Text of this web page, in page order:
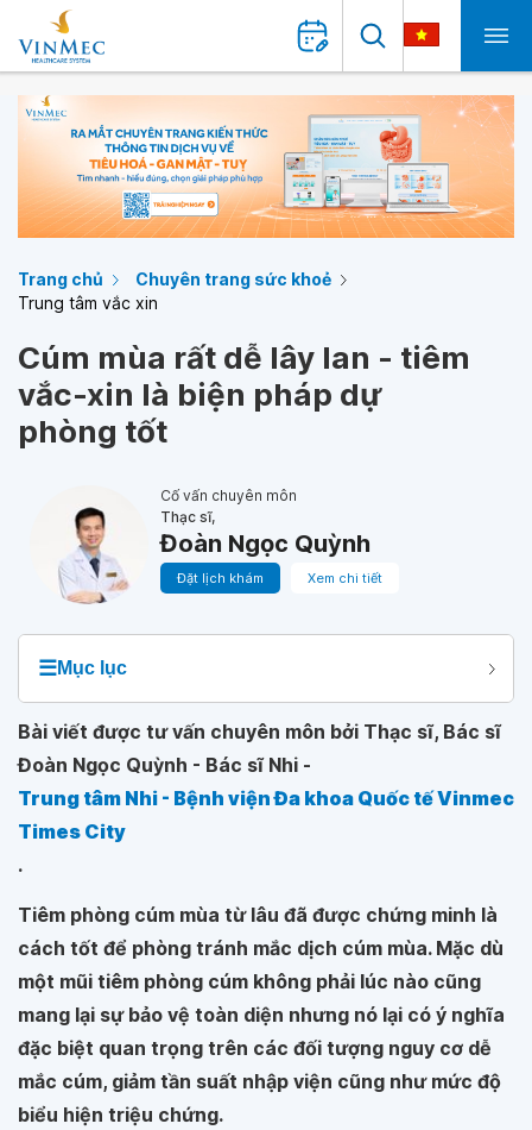
Trang chủ
Chuyên trang sức khoẻ
Trung tâm vắc xin
Cúm mùa rất dễ lây lan - tiêm
vắc-xin là biện pháp dự
phòng tốt
Cố vấn chuyên môn
Thạc sĩ,
Đoàn Ngọc Quỳnh
Đặt lịch khám Xem chi tiết
☰Mục lục
Bài viết được tư vấn chuyên môn bởi Thạc sĩ, Bác sĩ
Đoàn Ngọc Quỳnh - Bác sĩ Nhi -
Trung tâm Nhi - Bệnh viện Đa khoa Quốc tế Vinmec
Times City
.
Tiêm phòng cúm mùa từ lâu đã được chứng minh là
cách tốt để phòng tránh mắc dịch cúm mùa. Mặc dù
một mũi tiêm phòng cúm không phải lúc nào cũng
mang lại sự bảo vệ toàn diện nhưng nó lại có ý nghĩa
đặc biệt quan trọng trên các đối tượng nguy cơ dễ
mắc cúm, giảm tần suất nhập viện cũng như mức độ
biểu hiện triệu chứng.